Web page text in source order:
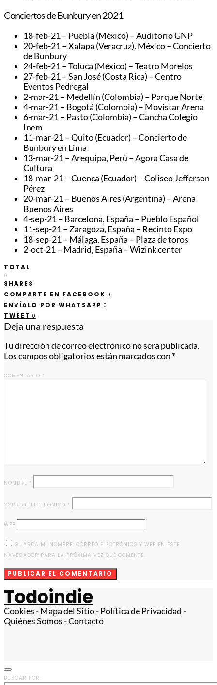
Conciertos de Bunbury en 2021
18-feb-21 – Puebla (México) – Auditorio GNP
20-feb-21 – Xalapa (Veracruz), México – Concierto
de Bunbury
24-feb-21 – Toluca (México) – Teatro Morelos
27-feb-21 – San José (Costa Rica) – Centro
Eventos Pedregal
2-mar-21 – Medellín (Colombia) – Parque Norte
4-mar-21 – Bogotá (Colombia) – Movistar Arena
6-mar-21 – Pasto (Colombia) – Cancha Colegio
Inem
11-mar-21 – Quito (Ecuador) – Concierto de
Bunbury en Lima
13-mar-21 – Arequipa, Perú – Agora Casa de
Cultura
18-mar-21 – Cuenca (Ecuador) – Coliseo Jefferson
Pérez
20-mar-21 – Buenos Aires (Argentina) – Arena
Buenos Aires
4-sep-21 – Barcelona, España – Pueblo Español
11-sep-21 – Zaragoza, España – Recinto Expo
18-sep-21 – Málaga, España – Plaza de toros
2-oct-21 – Madrid, España – Wizink center
TOTAL
0
SHARES
COMPARTE EN FACEBOOK 0
ENVÍALO POR WHATSAPP 0
TWEET 0
Deja una respuesta
Tu dirección de correo electrónico no será publicada.
Los campos obligatorios están marcados con *
COMENTARIO *
NOMBRE *
CORREO ELECTRÓNICO *
WEB
GUARDA MI NOMBRE, CORREO ELECTRÓNICO Y WEB EN ESTE
NAVEGADOR PARA LA PRÓXIMA VEZ QUE COMENTE.
Todoindie
Cookies -Mapa del Sitio-Política de Privacidad -
Quiénes Somos -Contacto
BUSCAR POR: